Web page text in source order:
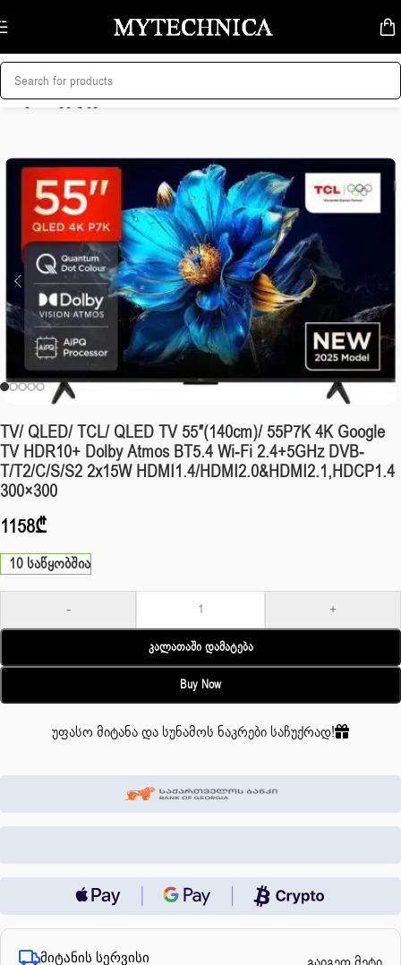
Skip to navigation
Skip to main content
მთავარი/ტელევიზორი
TV/ QLED/ TCL/ QLED TV 55″(140cm)/ 55P7K 4K Google
TV HDR10+ Dolby Atmos BT5.4 Wi-Fi 2.4+5GHz DVB-
T/T2/C/S/S2 2x15W HDMI1.4/HDMI2.0&HDMI2.1,HDCP1.4
300×300
1158₾
10 საწყობშია
- +
Კალათაში Დამატება
Buy Now
უფასო მიტანა და სუნამოს ნაკრები საჩუქრად!
მიტანის სერვისი